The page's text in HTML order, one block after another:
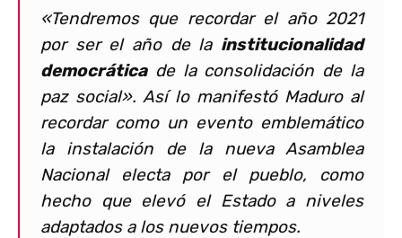
«Tendremos que recordar el año 2021
por ser el año de la institucionalidad
democráticade la consolidación de la
paz social». Así lo manifestó Maduro al
recordar como un evento emblemático
la instalación de la nueva Asamblea
Nacional electa por el pueblo, como
hecho que elevó el Estado a niveles
adaptados a los nuevos tiempos.